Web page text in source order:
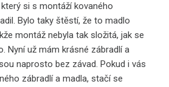
si s montáží kovaného
Bylo taky štěstí, že to madlo
montáž nebyla tak složitá, jak se
Nyní už mám krásné zábradlí a
naprosto bez závad. Pokud i vás
zábradlí a madla, stačí se